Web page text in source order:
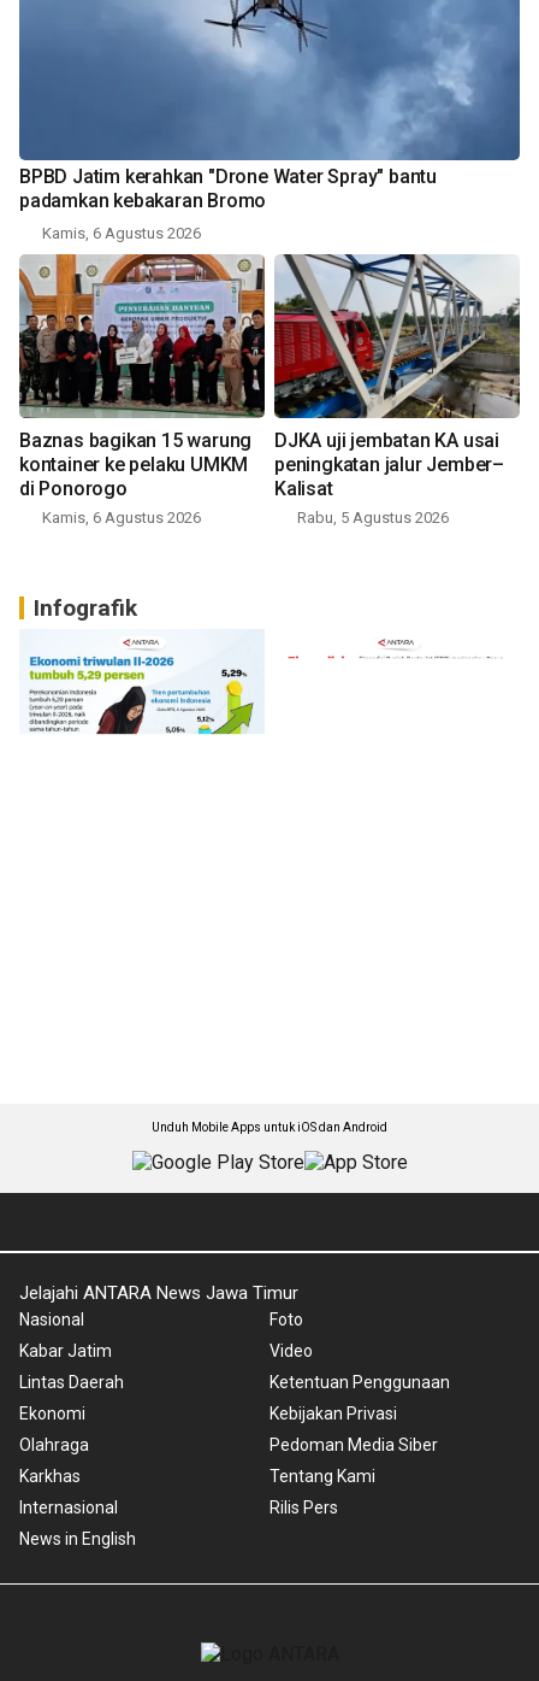
BPBD Jatim kerahkan "Drone Water Spray" bantu
padamkan kebakaran Bromo
Kamis, 6 Agustus 2026
Baznas bagikan 15 warung
kontainer ke pelaku UMKM
di Ponorogo
Kamis, 6 Agustus 2026
DJKA uji jembatan KA usai
peningkatan jalur Jember–
Kalisat
Rabu, 5 Agustus 2026
Infografik
Unduh Mobile Apps untuk iOS dan Android
Jelajahi ANTARA News Jawa Timur
Nasional
Kabar Jatim
Lintas Daerah
Ekonomi
Olahraga
Karkhas
Internasional
News in English
Foto
Video
Ketentuan Penggunaan
Kebijakan Privasi
Pedoman Media Siber
Tentang Kami
Rilis Pers